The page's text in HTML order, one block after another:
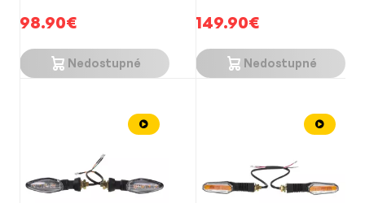
98.90€
Nedostupné
149.90€
Nedostupné